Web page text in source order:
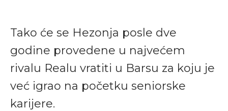
Tako će se Hezonja posle dve
godine provedene u najvećem
rivalu Realu vratiti u Barsu za koju je
već igrao na početku seniorske
karijere.